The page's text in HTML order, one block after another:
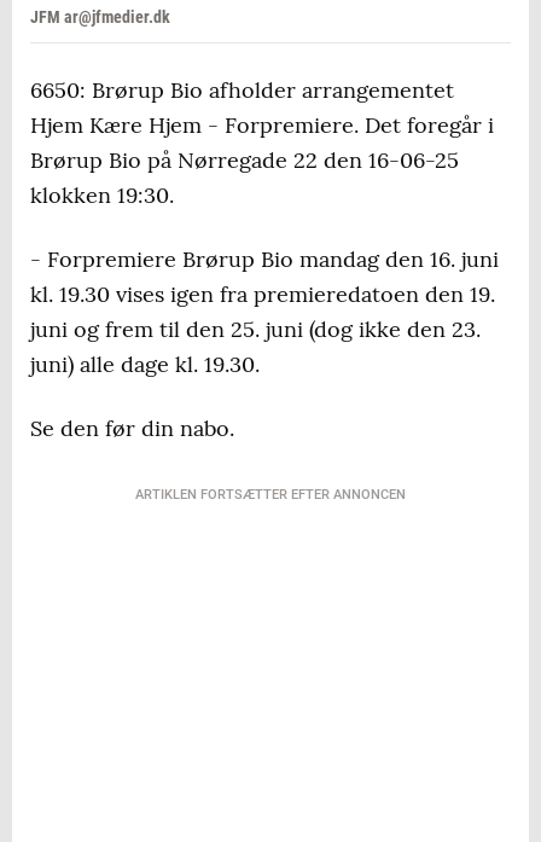
JFM ar@jfmedier.dk
6650: Brørup Bio afholder arrangementet
Hjem Kære Hjem - Forpremiere. Det foregår i
Brørup Bio på Nørregade 22 den 16-06-25
klokken 19:30.
- Forpremiere Brørup Bio mandag den 16. juni
kl. 19.30 vises igen fra premieredatoen den 19.
juni og frem til den 25. juni (dog ikke den 23.
juni) alle dage kl. 19.30.
Se den før din nabo.
ARTIKLEN FORTSÆTTER EFTER ANNONCEN